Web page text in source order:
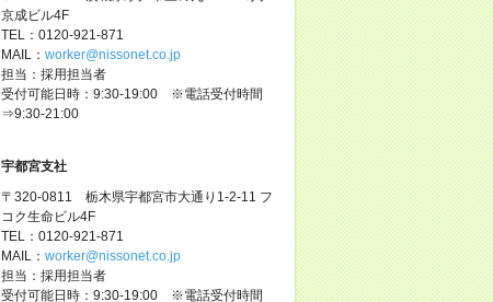
京成ビル4F
TEL：0120-921-871
MAIL： worker@nissonet.co.jp
担当：採用担当者
受付可能日時：9:30-19:00 ※電話受付時間
⇒9:30-21:00
宇都宮支社
〒320-0811 栃木県宇都宮市大通り1-2-11 フ
コク生命ビル4F
TEL：0120-921-871
MAIL： worker@nissonet.co.jp
担当：採用担当者
受付可能日時：9:30-19:00 ※電話受付時間